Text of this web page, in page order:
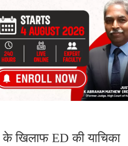
के खिलाफ ED की याचिका